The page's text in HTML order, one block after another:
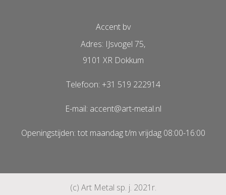
Accent bv
Adres: IJsvogel 75,
9101 XR Dokkum
Telefoon: +31 519 222914
E-mail: accent@art-metal.nl
Openingstijden: tot maandag t/m vrijdag 08:00-16:00
(c) Art Metal sp. j. 2021r.